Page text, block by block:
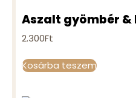
Aszalt gyömbér &
2.300Ft
Kosárba teszem